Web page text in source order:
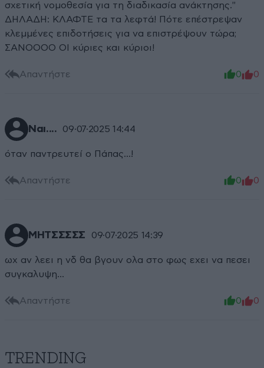
σχετική νομοθεσία για τη διαδικασία ανάκτησης."
ΔΗΛΑΔΗ: ΚΛΑΦΤΕ τα τα λεφτά! Πότε επέστρεψαν
κλεμμένες επιδοτήσεις για να επιστρέψουν τώρα;
ΣΑΝΟΟΟΟ ΟΙ κύριες και κύριοι!
Απαντήστε 0 0
Ναι.... 09·07·2025 14:44
όταν παντρευτεί ο Πάπας...!
Απαντήστε 0 0
ΜΗΤΣΣΣΣΣ 09·07·2025 14:39
ωχ αν λεει η νδ θα βγουν ολα στο φως εχει να πεσει
συγκαλυψη...
Απαντήστε 0 0
TRENDING